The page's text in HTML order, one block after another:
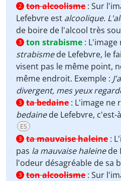
2 ton alcoolisme : Sur
Lefebvre est alcoolique.
de boire de l'alcool très
3 ton strabisme : L'image
strabismede Lefebvre, le
visent pas le même point,
même endroit. Exemple :
divergent, mes yeux
3 ta bedaine : L'image ne
bedainede Lefebvre,
ES
3 ta mauvaise haleine :
pas la mauvaise haleinede
l'odeur désagréable de sa
3 ton alcoolisme : Sur